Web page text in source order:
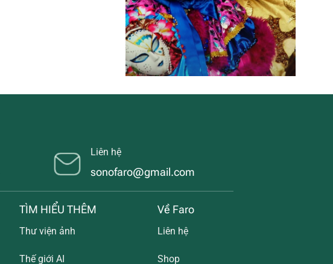
Liên hệ
sonofaro@gmail.com
TÌM HIỂU THÊM
Thư viện ảnh
Thế giới AI
Về Faro
Liên hệ
Shop